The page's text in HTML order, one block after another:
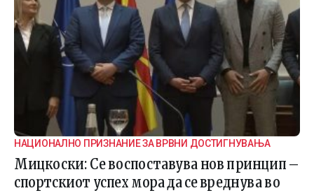
НАЦИОНАЛНО ПРИЗНАНИЕ ЗА ВРВНИ ДОСТИГНУВАЊА
Мицкоски: Се воспоставува нов принцип –
спортскиот успех мора да се вреднува во